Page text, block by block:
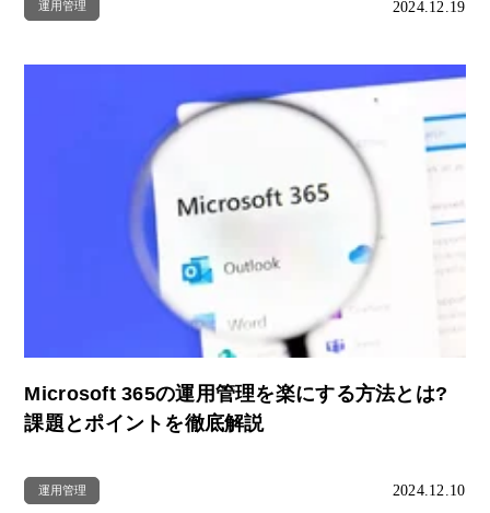
運用管理 2024.12.19
Microsoft 365の運用管理を楽にする方法とは?
課題とポイントを徹底解説
運用管理 2024.12.10